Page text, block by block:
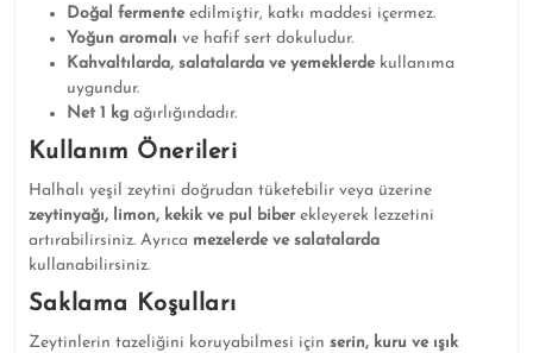
Doğal fermenteedilmiştir, katkı maddesi içermez.
Yoğun aromalı ve hafif sert dokuludur.
Kahvaltılarda, salatalarda ve yemeklerdekullanıma
uygundur.
Net 1 kgağırlığındadır.
Kullanım Önerileri
Halhalı yeşil zeytini doğrudan tüketebilir veya üzerine
zeytinyağı, limon, kekik ve pul biberekleyerek lezzetini
artırabilirsiniz. Ayrıca mezelerde ve salatalarda
kullanabilirsiniz.
Saklama Koşulları
Zeytinlerin tazeliğini koruyabilmesi için serin, kuru ve ışık